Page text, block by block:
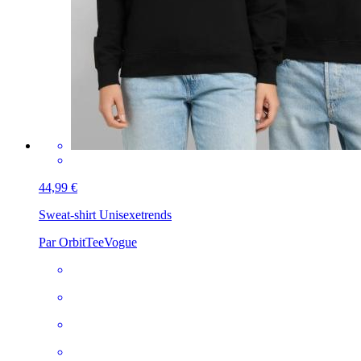
44,99 €
Sweat-shirt Unisexetrends
Par OrbitTeeVogue